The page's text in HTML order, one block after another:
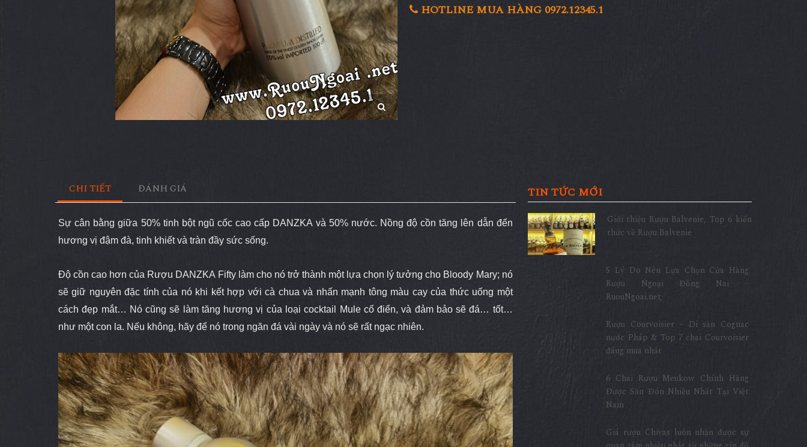
HOTLINE MUA HÀNG 0972.12345.1
CHI TIẾT ĐÁNH GIÁ
Sự cân bằng giữa 50% tinh bột ngũ cốc cao cấp DANZKA và 50% nước. Nồng độ cồn tăng lên dẫn đến
hương vị đậm đà, tinh khiết và tràn đầy sức sống.
Độ cồn cao hơn của Rượu DANZKA Fifty làm cho nó trở thành một lựa chọn lý tưởng cho Bloody Mary; nó
sẽ giữ nguyên đặc tính của nó khi kết hợp với cà chua và nhấn mạnh tông màu cay của thức uống một
cách đẹp mắt… Nó cũng sẽ làm tăng hương vị của loại cocktail Mule cổ điển, và đảm bảo sẽ đá… tốt…
như một con la. Nếu không, hãy để nó trong ngăn đá vài ngày và nó sẽ rất ngạc nhiên.
TIN TỨC MỚI
Giới thiệu Rượu Balvenie, Top 6 kiến
thức về Rượu Balvenie
5 Lý Do Nên Lựa Chọn Cửa Hàng
Rượu Ngoại Đồng Nai –
RuouNgoai.net
Rượu Courvoisier – Di sản Cognac
nước Pháp & Top 7 chai Courvoisier
đáng mua nhất
6 Chai Rượu Meukow Chính Hãng
Được Săn Đón Nhiều Nhất Tại Việt
Nam
Giá rượu Chivas luôn nhận được sự
quan tâm nhiều nhất từ những tín đồ